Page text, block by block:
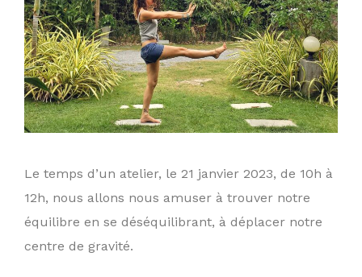
Le temps d’un atelier, le 21 janvier 2023, de 10h à
12h, nous allons nous amuser à trouver notre
équilibre en se déséquilibrant, à déplacer notre
centre de gravité.